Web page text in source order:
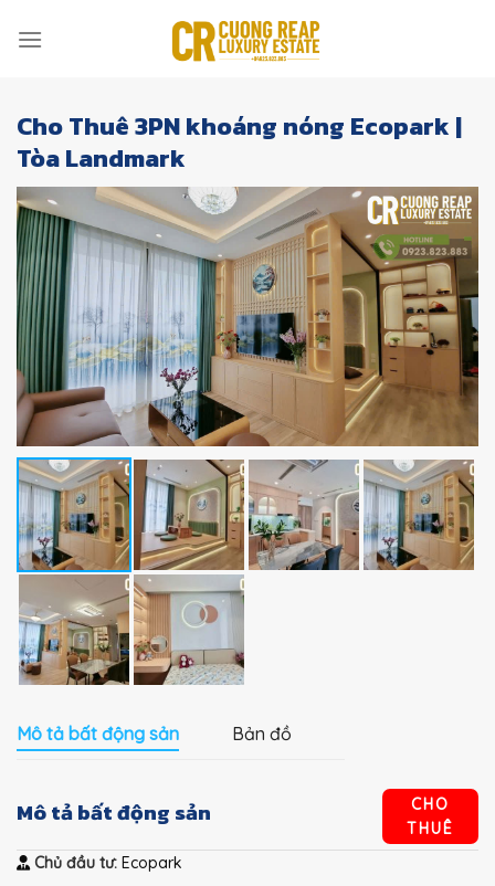
Cho Thuê 3PN khoáng nóng Ecopark |
Tòa Landmark
Mô tả bất động sản Bản đồ
Mô tả bất động sản
CHO
THUÊ
Chủ đầu tư: Ecopark